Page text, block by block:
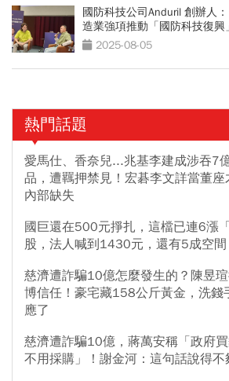
國防科技公司Anduril 創辦人
造業強項推動「國防科技復興」
2025-08-05
熱門話題
愛馬仕、香奈兒...兆基李建成涉吞7
品，遭羈押禁見！宏碁李文詳當董
內部缺失
國巨還在500元掙扎，這檔已連6漲
股，法人喊到1430元，還有5成空間
慈濟遭詐騙10億怎麼發生的？陳昱
博信任！豪宅藏158公斤黃金，洗
應了
慈濟遭詐騙10億，蔣萬安稱「政府
不用採購」！謝金河：這句話說得不